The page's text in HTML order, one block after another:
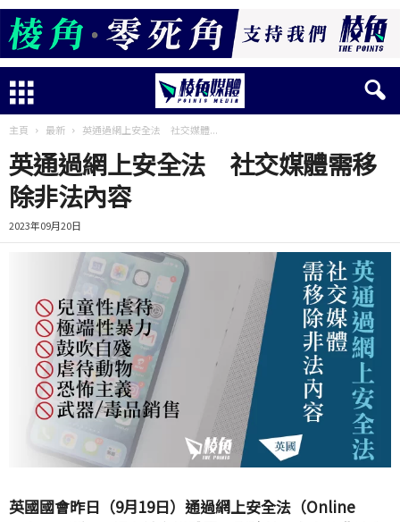
主頁 最新 英通過網上安全法 社交媒體...
英通過網上安全法 社交媒體需移
除非法內容
2023年09月20日
英國國會昨日（9月19日）通過網上安全法（Online